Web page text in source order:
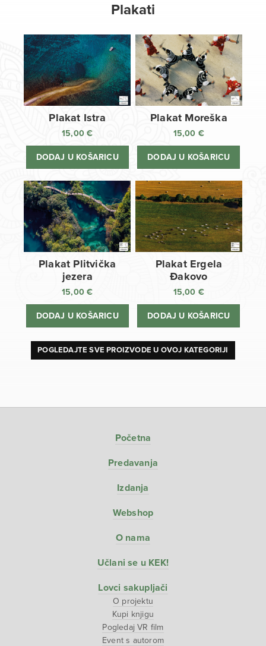
Plakati
Plakat Istra
15,00€
DODAJ U KOŠARICU
Plakat Moreška
15,00 €
DODAJ U KOŠARICU
Plakat Plitvička
jezera
15,00€
DODAJ U KOŠARICU
Plakat Ergela
Đakovo
15,00 €
DODAJ U KOŠARICU
POGLEDAJTE SVE PROIZVODE U OVOJ KATEGORIJI
Početna
Predavanja
Izdanja
Webshop
O nama
Učlani se u KEK!
Lovci sakupljači
O projektu
Kupi knjigu
Pogledaj VR film
Event s autorom